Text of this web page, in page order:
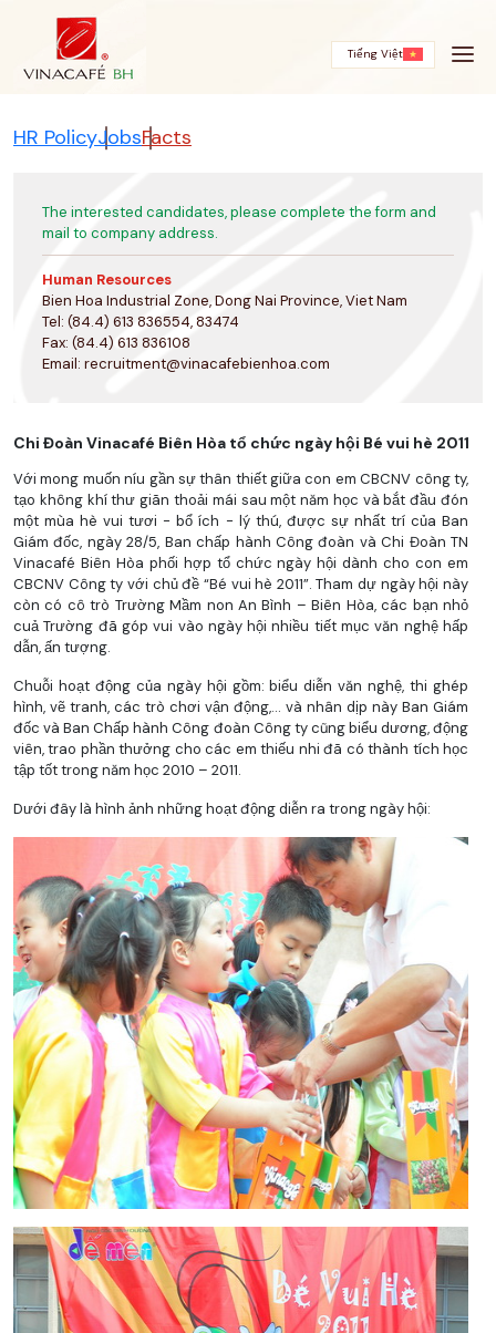
Tiếng Việt
HR PolicyJobsFacts
The interested candidates, please complete the form and
mail to company address.
Human Resources
Bien Hoa Industrial Zone, Dong Nai Province, Viet Nam
Tel: (84.4) 613 836554, 83474
Fax: (84.4) 613 836108
Email: recruitment@vinacafebienhoa.com
Chi Đoàn Vinacafé Biên Hòa tổ chức ngày hội Bé vui hè 2011
Với mong muốn níu gần sự thân thiết giữa con em CBCNV công ty,
tạo không khí thư giãn thoải mái sau một năm học và bắt đầu đón
một mùa hè vui tươi - bổ ích - lý thú, được sự nhất trí của Ban
Giám đốc, ngày 28/5, Ban chấp hành Công đoàn và Chi Đoàn TN
Vinacafé Biên Hòa phối hợp tổ chức ngày hội dành cho con em
CBCNV Công ty với chủ đề “Bé vui hè 2011”. Tham dự ngày hội này
còn có cô trò Trường Mầm non An Bình – Biên Hòa, các bạn nhỏ
cuả Trường đã góp vui vào ngày hội nhiều tiết mục văn nghệ hấp
dẫn, ấn tượng.
Chuỗi hoạt động của ngày hội gồm: biểu diễn văn nghệ, thi ghép
hình, vẽ tranh, các trò chơi vận động,... và nhân dịp này Ban Giám
đốc và Ban Chấp hành Công đoàn Công ty cũng biểu dương, động
viên, trao phần thưởng cho các em thiếu nhi đã có thành tích học
tập tốt trong năm học 2010 – 2011.
Dưới đây là hình ảnh những hoạt động diễn ra trong ngày hội: